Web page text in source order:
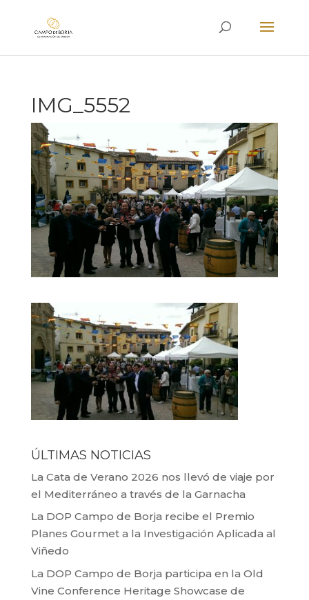
IMG_5552
ÚLTIMAS NOTICIAS
La Cata de Verano 2026 nos llevó de viaje por
el Mediterráneo a través de la Garnacha
La DOP Campo de Borja recibe el Premio
Planes Gourmet a la Investigación Aplicada al
Viñedo
La DOP Campo de Borja participa en la Old
Vine Conference Heritage Showcase de